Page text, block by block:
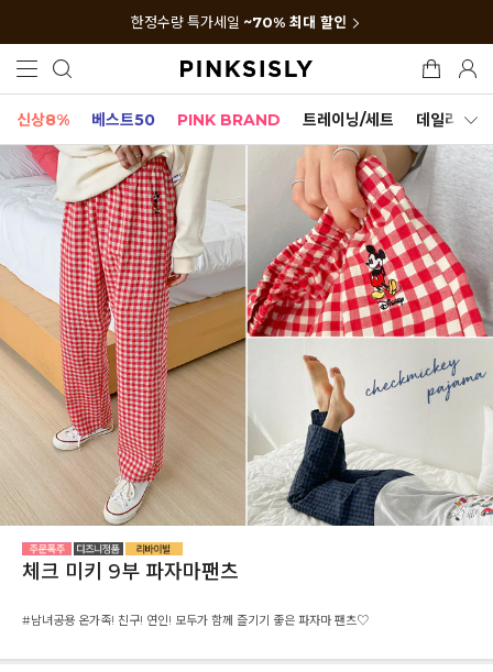
한정수량 특가세일 ~70% 최대 할인
신상8% 베스트50 PINK BRAND 트레이닝/세트 데일리세트
체크 미키 9부 파자마팬츠
#남녀공용 온가족! 친구! 연인! 모두가 함께 즐기기 좋은 파자마 팬츠♡